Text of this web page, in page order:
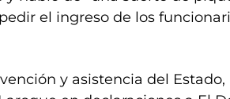
el ingreso de los
y asistencia del Estado,